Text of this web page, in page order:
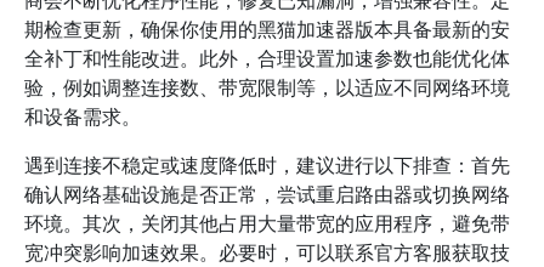
期检查更新，确保你使用的黑猫加速器版本具备最新的安
全补丁和性能改进。此外，合理设置加速参数也能优化体
验，例如调整连接数、带宽限制等，以适应不同网络环境
和设备需求。
遇到连接不稳定或速度降低时，建议进行以下排查：首先
确认网络基础设施是否正常，尝试重启路由器或切换网络
环境。其次，关闭其他占用大量带宽的应用程序，避免带
宽冲突影响加速效果。必要时，可以联系官方客服获取技